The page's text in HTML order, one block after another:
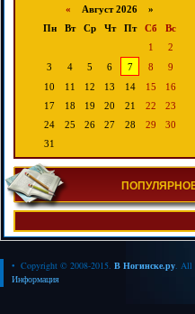
« Август 2026 »
Пн
Вт Ср Чт Пт Сб
Вс
1
2
3
4 5 6 7 8
9
10
11 12 13 14 15
16
17
18 19 20 21 22
23
24
25 26 27 28 29
30
31
• Copyright © 2008-2015. В Ногинске.ру. All
Информация